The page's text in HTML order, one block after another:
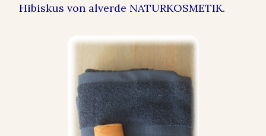
Hibiskus von alverde NATURKOSMETIK.